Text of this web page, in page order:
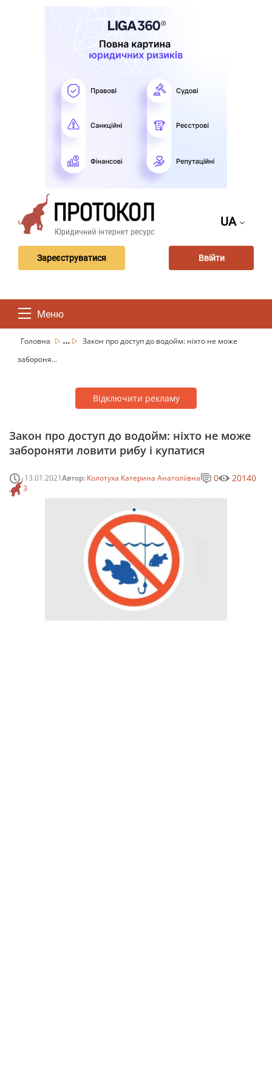
UA
Зареєструватися Ввійти
Меню
Головна ...
Закон про доступ до водойм: ніхто не може
забороня...
Відключити рекламу
Закон про доступ до водойм: ніхто не може
забороняти ловити рибу і купатися
13.01.2021Автор: Колотуха Катерина Анатоліївна
3
0 20140